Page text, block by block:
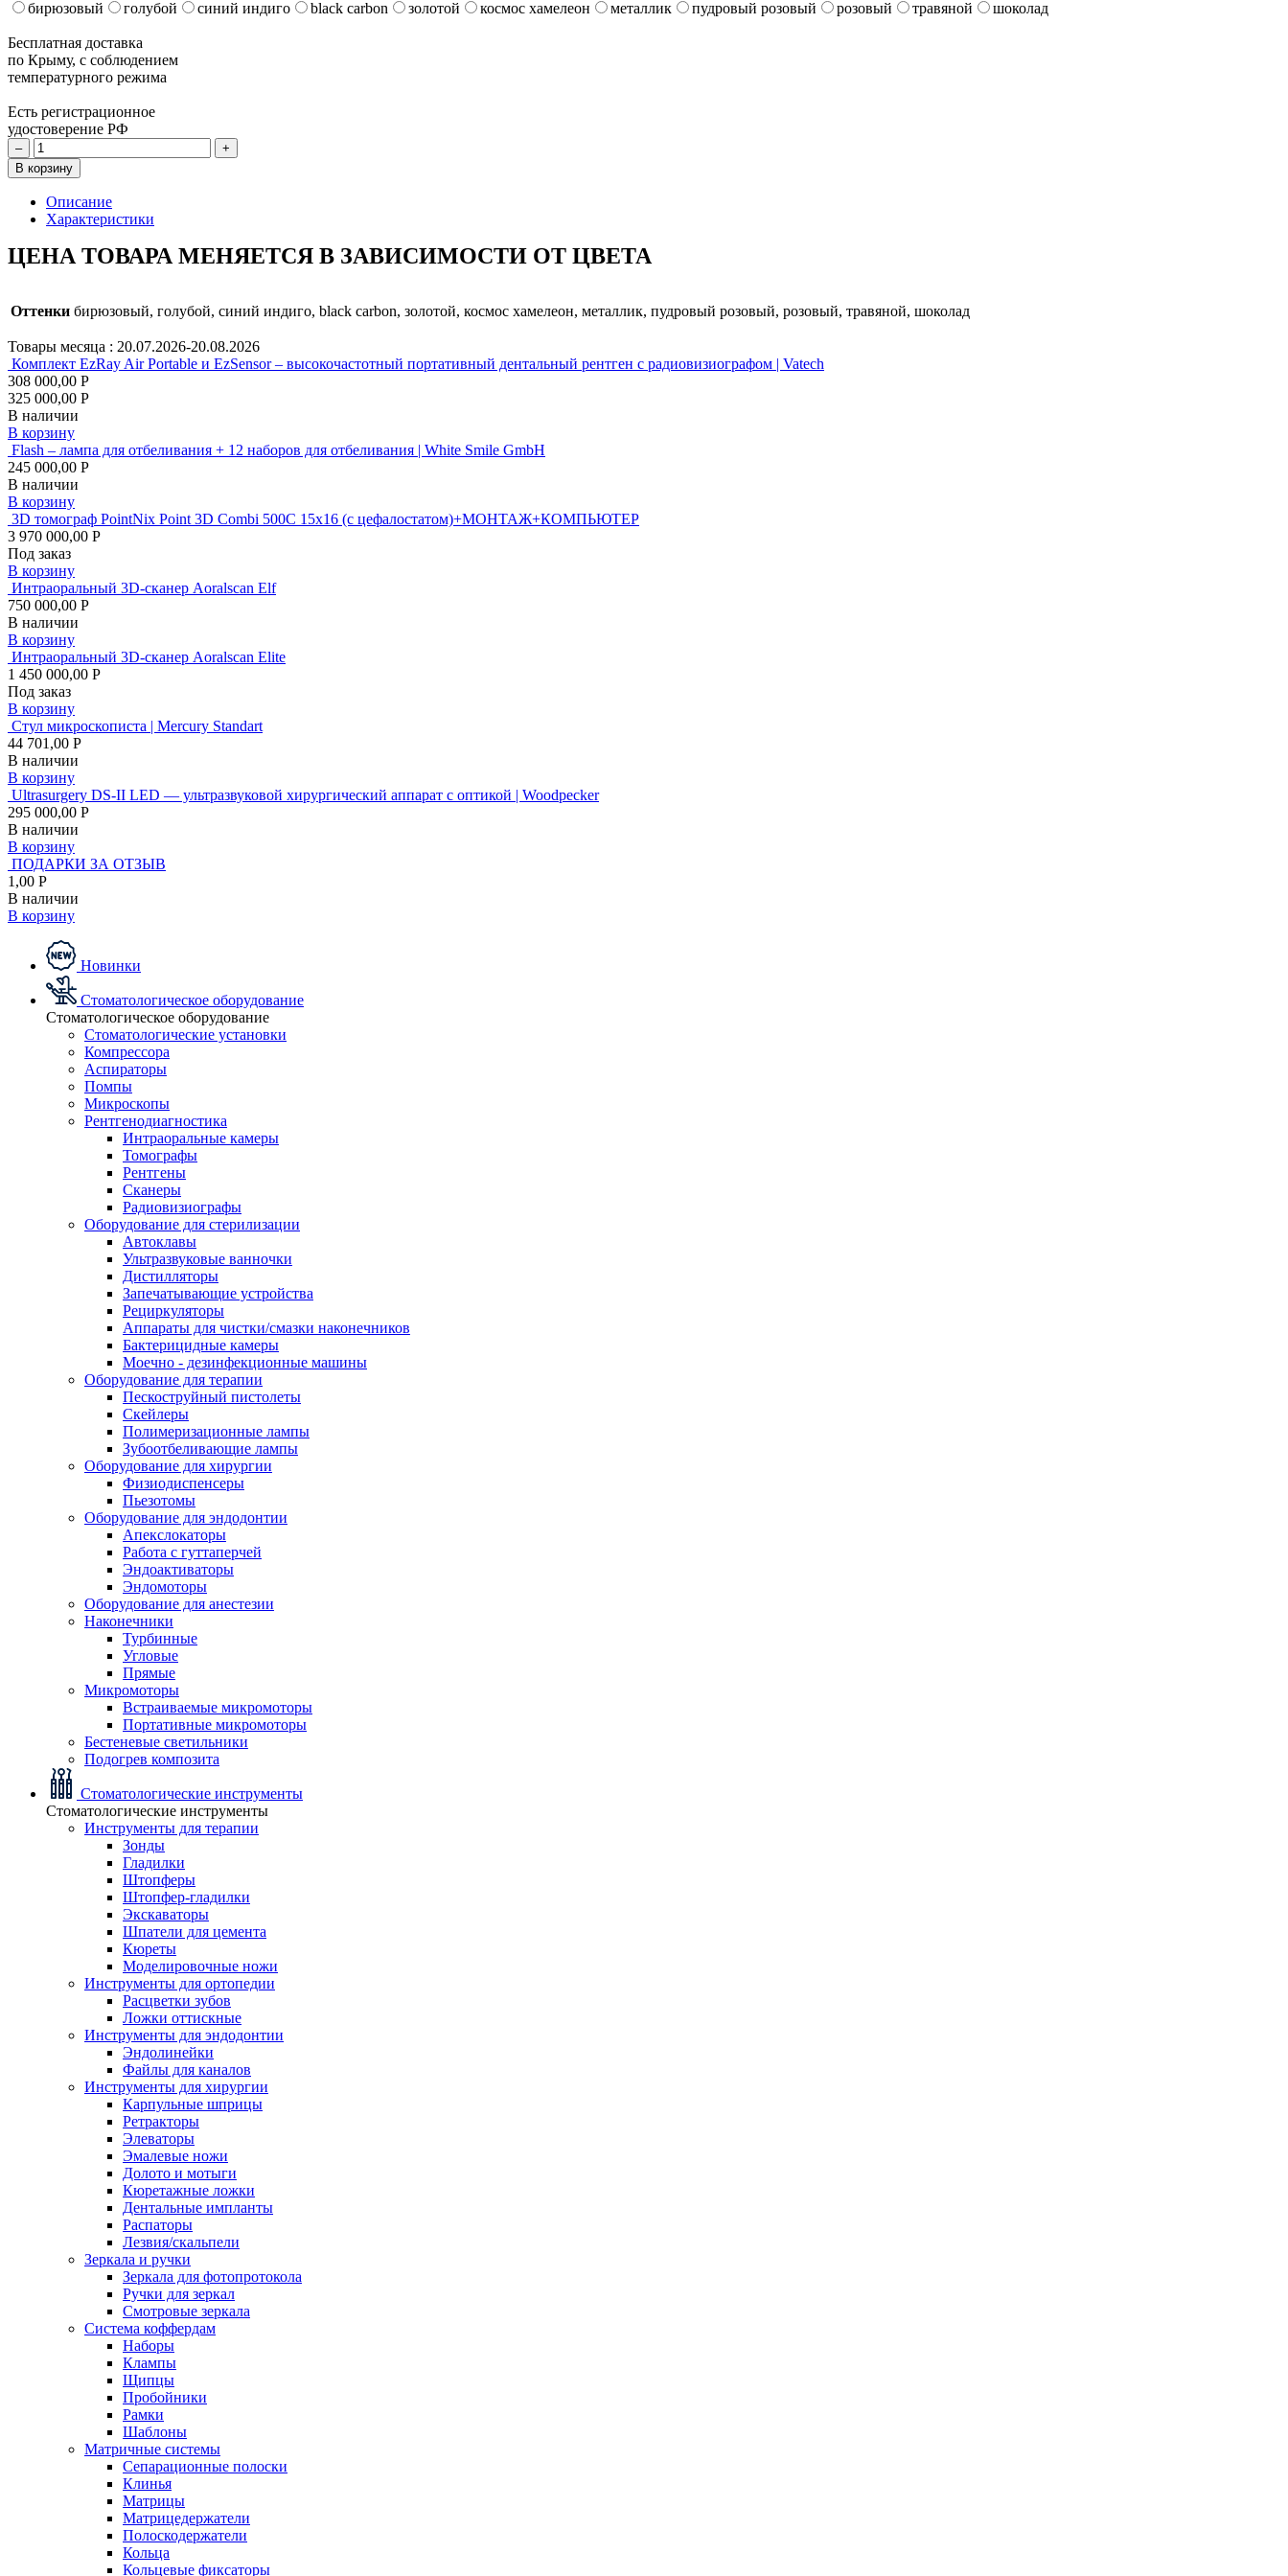
бирюзовый голубой синий индиго black carbon золотой космос хамелеон металлик пудровый розовый розовый травяной шоколад
Бесплатная доставка
по Крыму, с соблюдением
температурного режима
Есть регистрационное
удостоверение РФ
–
+
В корзину
Описание
Характеристики
ЦЕНА ТОВАРА МЕНЯЕТСЯ В ЗАВИСИМОСТИ ОТ ЦВЕТА
Оттенки бирюзовый, голубой, синий индиго, black carbon, золотой, космос хамелеон, металлик, пудровый розовый, розовый, травяной, шоколад
Товары месяца : 20.07.2026-20.08.2026
Комплект EzRay Air Portable и EzSensor – высокочастотный портативный дентальный рентген с радиовизиографом | Vatech
308 000,00 Р
325 000,00 Р
В наличии
В корзину
Flash – лампа для отбеливания + 12 наборов для отбеливания | White Smile GmbH
245 000,00 Р
В наличии
В корзину
3D томограф PointNix Point 3D Combi 500C 15х16 (с цефалостатом)+МОНТАЖ+КОМПЬЮТЕР
3 970 000,00 Р
Под заказ
В корзину
Интраоральный 3D-сканер Aoralscan Elf
750 000,00 Р
В наличии
В корзину
Интраоральный 3D-сканер Aoralscan Elite
1 450 000,00 Р
Под заказ
В корзину
Стул микроскописта | Mercury Standart
44 701,00 Р
В наличии
В корзину
Ultrasurgery DS-II LED — ультразвуковой хирургический аппарат с оптикой | Woodpecker
295 000,00 Р
В наличии
В корзину
ПОДАРКИ ЗА ОТЗЫВ
1,00 Р
В наличии
В корзину
Новинки
Стоматологическое оборудование
Стоматологическое оборудование
Стоматологические установки
Компрессора
Аспираторы
Помпы
Микроскопы
Рентгенодиагностика
Интраоральные камеры
Томографы
Рентгены
Сканеры
Радиовизиографы
Оборудование для стерилизации
Автоклавы
Ультразвуковые ванночки
Дистилляторы
Запечатывающие устройства
Рециркуляторы
Аппараты для чистки/смазки наконечников
Бактерицидные камеры
Моечно - дезинфекционные машины
Оборудование для терапии
Пескоструйный пистолеты
Скейлеры
Полимеризационные лампы
Зубоотбеливающие лампы
Оборудование для хирургии
Физиодиспенсеры
Пьезотомы
Оборудование для эндодонтии
Апекслокаторы
Работа с гуттаперчей
Эндоактиваторы
Эндомоторы
Оборудование для анестезии
Наконечники
Турбинные
Угловые
Прямые
Микромоторы
Встраиваемые микромоторы
Портативные микромоторы
Бестеневые светильники
Подогрев композита
Стоматологические инструменты
Стоматологические инструменты
Инструменты для терапии
Зонды
Гладилки
Штопферы
Штопфер-гладилки
Экскаваторы
Шпатели для цемента
Кюреты
Моделировочные ножи
Инструменты для ортопедии
Расцветки зубов
Ложки оттискные
Инструменты для эндодонтии
Эндолинейки
Файлы для каналов
Инструменты для хирургии
Карпульные шприцы
Ретракторы
Элеваторы
Эмалевые ножи
Долото и мотыги
Кюретажные ложки
Дентальные импланты
Распаторы
Лезвия/скальпели
Зеркала и ручки
Зеркала для фотопротокола
Ручки для зеркал
Смотровые зеркала
Система коффердам
Наборы
Клампы
Щипцы
Пробойники
Рамки
Шаблоны
Матричные системы
Сепарационные полоски
Клинья
Матрицы
Матрицедержатели
Полоскодержатели
Кольца
Кольцевые фиксаторы